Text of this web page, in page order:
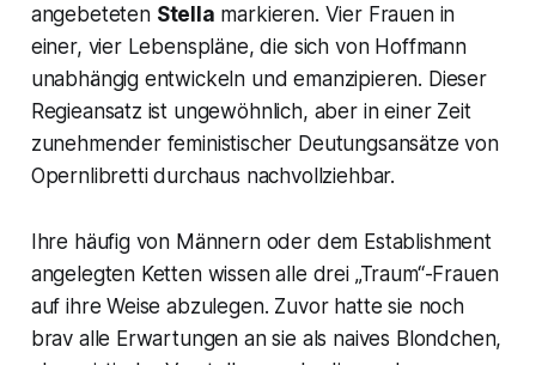
angebeteten Stella markieren. Vier Frauen in
einer, vier Lebenspläne, die sich von Hoffmann
unabhängig entwickeln und emanzipieren. Dieser
Regieansatz ist ungewöhnlich, aber in einer Zeit
zunehmender feministischer Deutungsansätze von
Opernlibretti durchaus nachvollziehbar.
Ihre häufig von Männern oder dem Establishment
angelegten Ketten wissen alle drei „Traum“-Frauen
auf ihre Weise abzulegen. Zuvor hatte sie noch
brav alle Erwartungen an sie als naives Blondchen,